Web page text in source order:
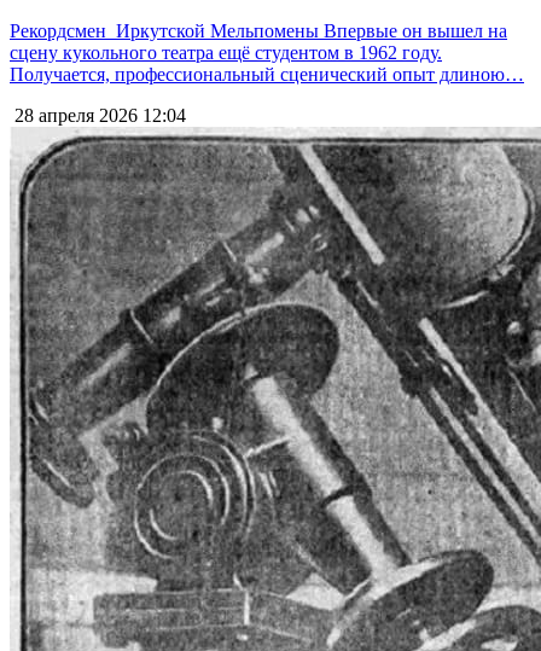
Рекордсмен Иркутской Мельпомены Впервые он вышел на
сцену кукольного театра ещё студентом в 1962 году.
Получается, профессиональный сценический опыт длиною…
28 апреля 2026 12:04